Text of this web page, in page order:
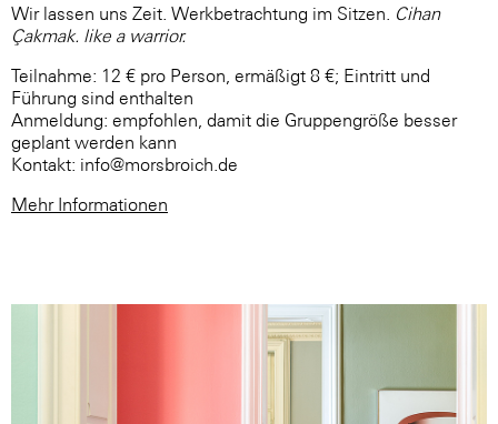
Wir lassen uns Zeit. Werkbetrachtung im Sitzen.
Cihan
Çakmak. like a warrior.
Teilnahme: 12 € pro Person, ermäßigt 8 €; Eintritt und
Führung sind enthalten
Anmeldung: empfohlen, damit die Gruppengröße besser
geplant werden kann
Kontakt: info@morsbroich.de
Mehr Informationen